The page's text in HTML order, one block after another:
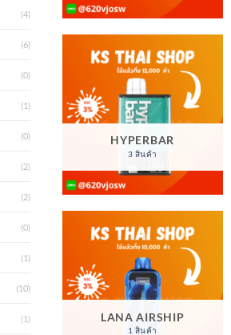
(4)
(6)
(0)
(1)
(0)
(2)
(2)
(0)
(1)
(10)
(1)
HYPERBAR
3 สินค้า
LANA AIRSHIP
1 สินค้า